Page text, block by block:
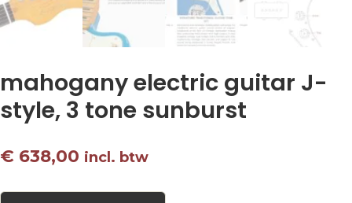
mahogany electric guitar J-
style, 3 tone sunburst
€ 638,00 incl. btw